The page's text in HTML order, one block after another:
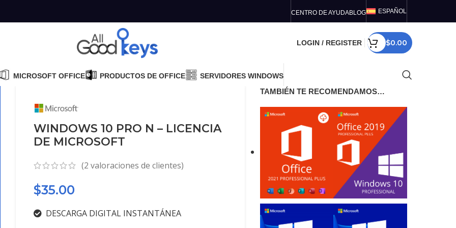
CENTRO DE AYUDABLOG ESPAÑOL
LOGIN / REGISTER $0.00
MICROSOFT OFFICE PRODUCTOS DE OFFICE SERVIDORES WINDOWS
WINDOWS 10 PRO N – LICENCIA
DE MICROSOFT
(2 valoraciones de clientes)
$35.00
DESCARGA DIGITAL INSTANTÁNEA
TAMBIÉN TE RECOMENDAMOS…